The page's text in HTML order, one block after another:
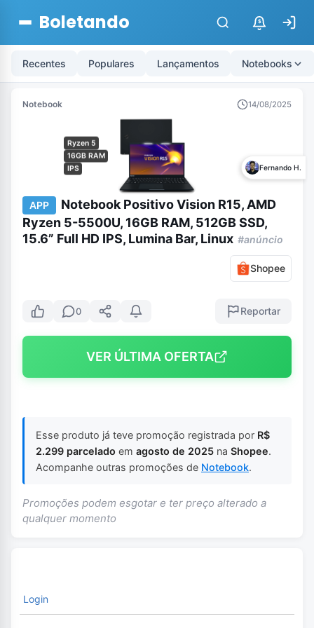
Boletando $
Recentes Populares Lançamentos Notebooks
Notebook 14/08/2025
Ryzen 5
16GB RAM
IPS
Fernando H.
APP
Notebook Positivo Vision R15, AMD
Ryzen 5-5500U, 16GB RAM, 512GB SSD,
15.6” Full HD IPS, Lumina Bar, Linux #anúncio
Shopee
0 Reportar
VER ÚLTIMA OFERTA
Esse produto já teve promoção registrada por R$
2.299 parcelado em agosto de 2025 na Shopee.
Acompanhe outras promoções de Notebook.
Promoções podem esgotar e ter preço alterado a
qualquer momento
Login